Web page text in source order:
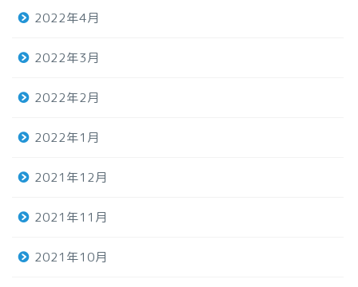
2022年4月
2022年3月
2022年2月
2022年1月
2021年12月
2021年11月
2021年10月